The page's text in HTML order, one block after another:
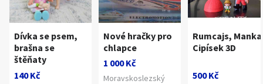
Dívka se psem,
brašna se
štěňaty
140 Kč
Nové hračky pro
chlapce
1 000 Kč
Moravskoslezský
Rumcajs,
Cipísek 3D
500 Kč